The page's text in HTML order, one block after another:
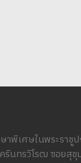
าพิเศษในพระราชู
รินทรวิโรฒ ซอยสุ